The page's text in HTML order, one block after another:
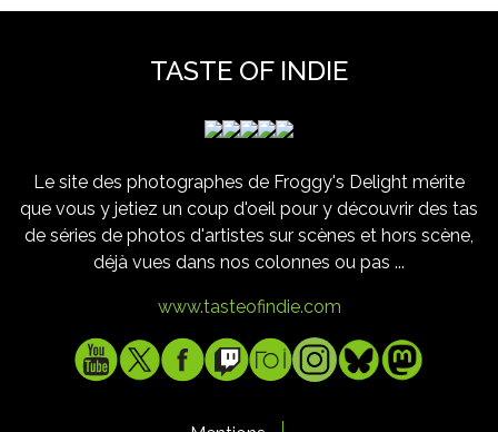
TASTE OF INDIE
Le site des photographes de Froggy's Delight mérite
que vous y jetiez un coup d'oeil pour y découvrir des tas
de séries de photos d'artistes sur scènes et hors scène,
déjà vues dans nos colonnes ou pas ...
www.tasteofindie.com